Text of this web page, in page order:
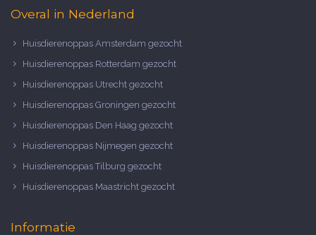
Overal in Nederland
Huisdierenoppas Amsterdam gezocht
Huisdierenoppas Rotterdam gezocht
Huisdierenoppas Utrecht gezocht
Huisdierenoppas Groningen gezocht
Huisdierenoppas Den Haag gezocht
Huisdierenoppas Nijmegen gezocht
Huisdierenoppas Tilburg gezocht
Huisdierenoppas Maastricht gezocht
Informatie